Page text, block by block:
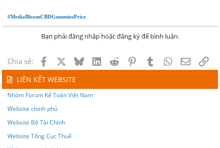
#MediaBloomCBDGummiesPrice
Bạn phải đăng nhập hoặc đăng ký để bình luận.
Chia sẻ: Facebook BlueskyLinkedInReddit PinterestTumblrWhatsApp
Email
LIÊN KẾT WEBSITE
Nhóm Forum Kế Toán Việt Nam
Website chính phủ
Website Bộ Tài Chính
Website Tổng Cục Thuế